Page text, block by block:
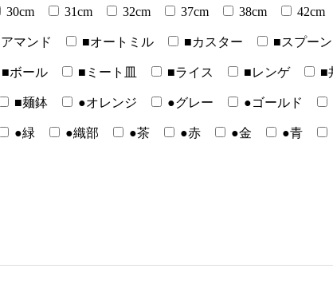
30cm 31cm 32cm 37cm 38cm 42cm
マンド ■オートミル ■カスター ■スプーン
■ボール ■ミート皿 ■ライス ■レンゲ ■
■麺鉢 ●オレンジ ●グレー ●ゴールド
●緑 ●織部 ●茶 ●赤 ●金 ●青